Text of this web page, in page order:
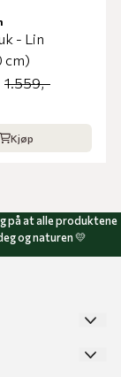
- Lin
cm)
1.559,-
Kjøp
på at alle produktene
og naturen 💛